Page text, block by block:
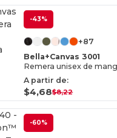
-43%
+87
Bella+Canvas 3001
Remera unisex de
A partir de:
$4,68$8,22
-60%